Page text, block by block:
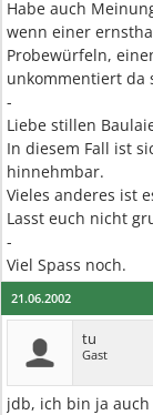
Habe auch
wenn einer
Probewürfeln,
unkommentiert da
-
Liebe stillen
In diesem Fall ist
hinnehmbar.
Vieles anderes ist
Lasst euch nicht
-
Viel Spass noch.
21.06.2002
tu
Gast
jdb, ich bin ja